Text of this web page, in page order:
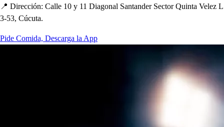
📍 Dirección: Calle 10 y 11 Diagonal Santander Sector Quinta Velez L
3-53, Cúcuta.
Pide Comida, Descarga la App